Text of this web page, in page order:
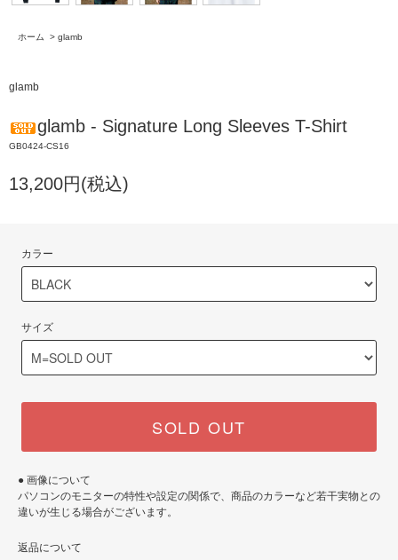
ホーム > glamb
glamb
glamb - Signature Long Sleeves T-Shirt
GB0424-CS16
13,200円(税込)
カラー
サイズ
SOLD OUT
● 画像について
パソコンのモニターの特性や設定の関係で、商品のカラーなど若干実物との
違いが生じる場合がございます。
返品について